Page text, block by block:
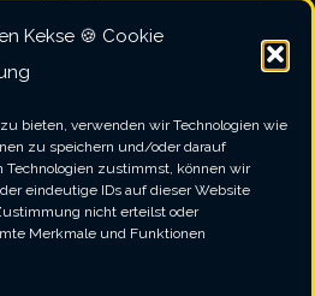
Kekse 🍪 Cookie
bieten, verwenden wir Technologien wie
zu speichern und/oder darauf
zustimmst, können wir
eindeutige IDs auf dieser Website
nicht erteilst oder
Merkmale und Funktionen